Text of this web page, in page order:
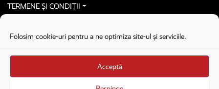
Folosim cookie-uri pentru a ne optimiza site-ul și serviciile.
Acceptă
TERMENE ȘI CONDIȚII
Stega creative
Brandul Recorder e operat de Asociația Recorder Community, sub licența SC